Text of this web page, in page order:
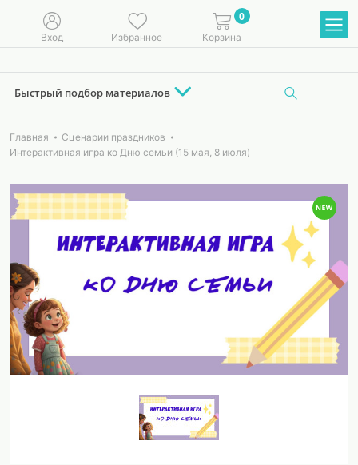
Вход Избранное
0
Корзина
Быстрый подбор материалов
Главная
Сценарии праздников
Интерактивная игра ко Дню семьи (15 мая, 8 июля)